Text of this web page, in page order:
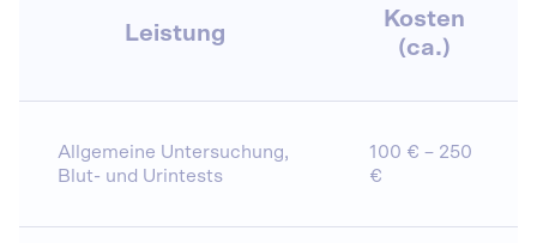
Leistung
Kosten
(ca.)
Allgemeine Untersuchung,
Blut- und Urintests
100 € – 250
€